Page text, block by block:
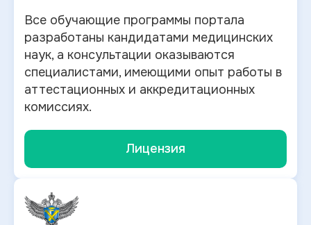
Все обучающие программы портала
разработаны кандидатами медицинских
наук, а консультации оказываются
специалистами, имеющими опыт работы в
аттестационных и аккредитационных
комиссиях.
Лицензия